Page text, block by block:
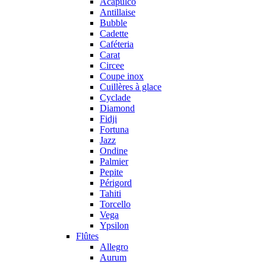
Antillaise
Bubble
Cadette
Caféteria
Carat
Circee
Coupe inox
Cuillères à glace
Cyclade
Diamond
Fidji
Fortuna
Jazz
Ondine
Palmier
Pepite
Périgord
Tahiti
Torcello
Vega
Ypsilon
Flûtes
Allegro
Aurum